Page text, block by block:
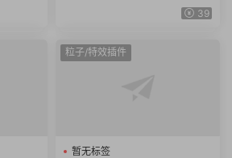
子插件流体OC渲染材质素材39
粒子/特效插件
暂无标签